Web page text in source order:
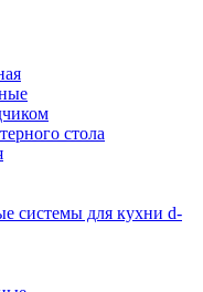
стола
системы для кухни d-